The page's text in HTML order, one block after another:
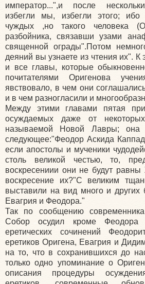
император...",и после
избегли мы, избегли этого; ибо
чуждых ,но такого человека
разбойника, связавши узами
священной ограды".Потом
деяний вы узнаете из чтения их". К
и все главы, которые
почитателями Оригенова
явствовало, в чем они
и в чем разногласили и
Между этими главами пятая
осуждаемых даже от
называемой Новой Лавры; она
следующее:"Феодор Аскида
если апостолы и мученики
столь великой честью, то,
воскресениии они не будут равны
воскресение их?"С великим
выставили на вид много и других
Евагрия и Феодора."
Так по сообщению
Собор осудил кроме Феодора
еретических сочинений
еретиков Оригена, Евагрия и
на то, что в сохранившихся до
только одно упоминание о
описания процедуры